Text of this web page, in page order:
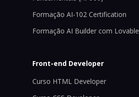
Formação AI-102 Certification
Formação AI Builder com Lovable
Front-end Developer
Curso HTML Developer